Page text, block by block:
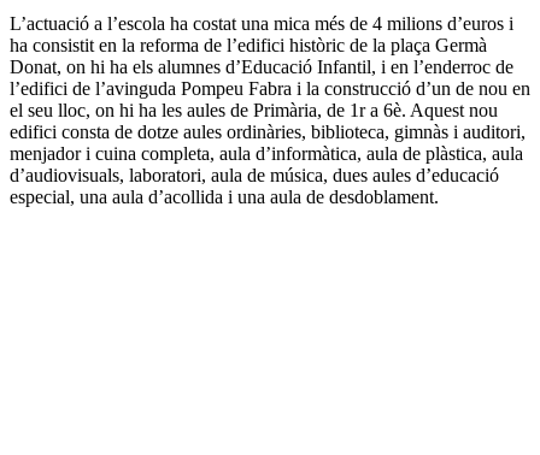
L’actuació a l’escola ha costat una mica més de 4 milions d’euros i
ha consistit en la reforma de l’edifici històric de la plaça Germà
Donat, on hi ha els alumnes d’Educació Infantil, i en l’enderroc de
l’edifici de l’avinguda Pompeu Fabra i la construcció d’un de nou en
el seu lloc, on hi ha les aules de Primària, de 1r a 6è. Aquest nou
edifici consta de dotze aules ordinàries, biblioteca, gimnàs i auditori,
menjador i cuina completa, aula d’informàtica, aula de plàstica, aula
d’audiovisuals, laboratori, aula de música, dues aules d’educació
especial, una aula d’acollida i una aula de desdoblament.